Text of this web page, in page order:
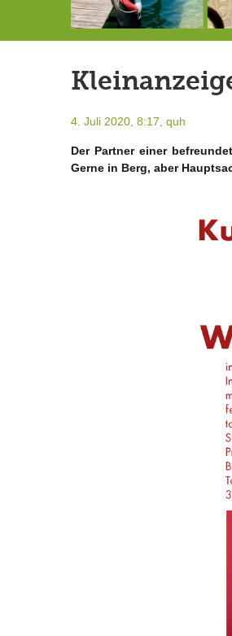
4. Juli 2020, 8:17, quh
Der Partner einer
Gerne in Berg, aber